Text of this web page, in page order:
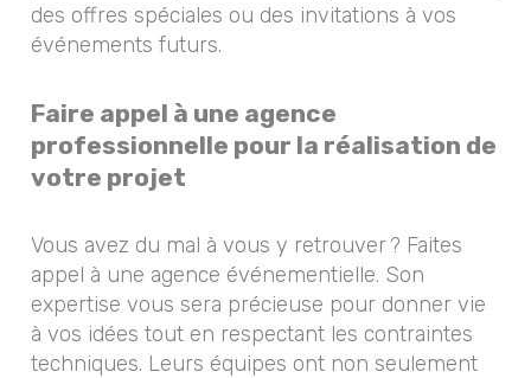
des offres spéciales ou des invitations à vos
événements futurs.
Faire appel à une agence
professionnelle pour la réalisation de
votre projet
Vous avez du mal à vous y retrouver ? Faites
appel à une agence événementielle. Son
expertise vous sera précieuse pour donner vie
à vos idées tout en respectant les contraintes
techniques. Leurs équipes ont non seulement